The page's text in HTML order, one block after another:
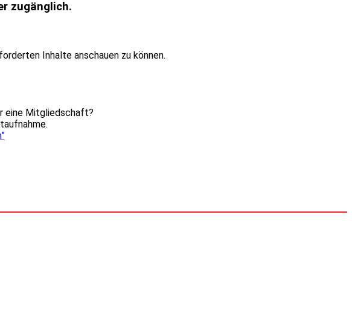
zugänglich.
Inhalte anschauen zu können.
eine Mitgliedschaft?